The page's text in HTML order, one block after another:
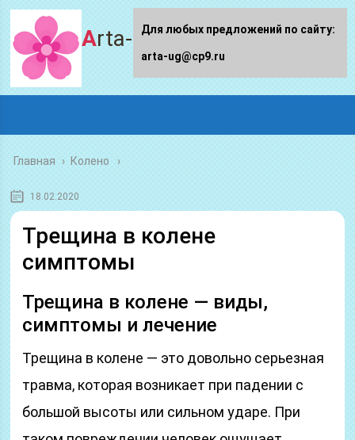
Arta-ug.ru
Главная › Колено
18.02.2020
Трещина в колене
симптомы
Трещина в колене — виды,
симптомы и лечение
Трещина в колене — это довольно серьезная
травма, которая возникает при падении с
большой высоты или сильном ударе. При
Для любых предложений по сайту:
arta-ug@cp9.ru